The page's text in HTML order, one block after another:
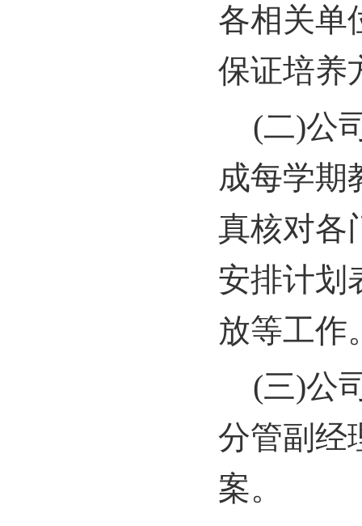
各相关单
保证培养
(二)公
成每学期
真核对各
安排计划
放等工作
(三)公
分管副经
案。